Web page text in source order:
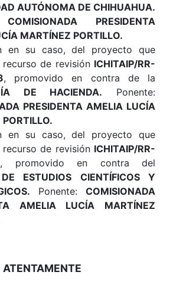
AUTÓNOMA DE CHIHUAHUA.
COMISIONADA PRESIDENTA
MARTÍNEZ PORTILLO.
en su caso, del proyecto que
recurso de revisión ICHITAIP/RR-
, promovido en contra de la
DE HACIENDA. Ponente:
PRESIDENTA AMELIA LUCÍA
en su caso, del proyecto que
recurso de revisión ICHITAIP/RR-
, promovido en contra del
ESTUDIOS CIENTÍFICOS Y
. Ponente: COMISIONADA
AMELIA LUCÍA MARTÍNEZ
ATENTAMENTE